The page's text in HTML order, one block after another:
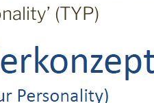
(TYP)